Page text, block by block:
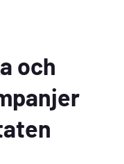
och